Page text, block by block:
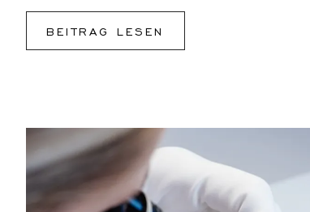
BEITRAG LESEN